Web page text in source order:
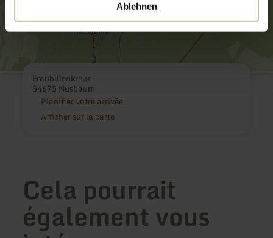
Ablehnen
Fraubillenkreuz
54675 Nusbaum
Planifier votre arrivée
Afficher sur la carte
Cela pourrait
également vous